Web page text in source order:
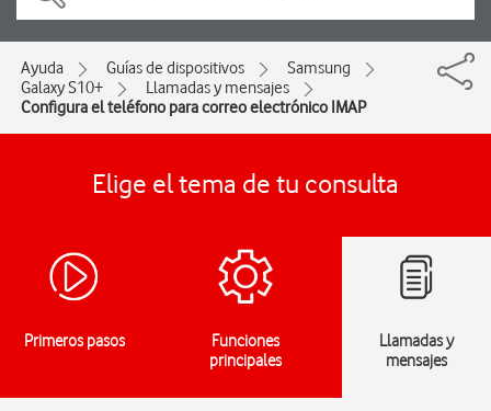
Ayuda Guías de dispositivos
Samsung
Galaxy S10+
Llamadas y mensajes
Configura el teléfono para correo electrónico IMAP
Elige el tema de tu consulta
Primeros pasos
Funciones
principales
Llamadas y
mensajes